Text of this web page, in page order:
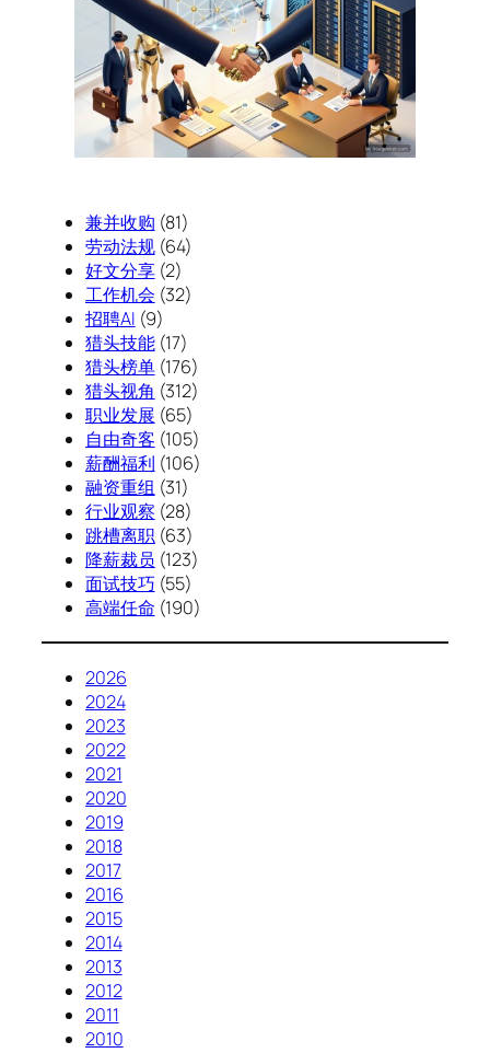
兼并收购 (81)
劳动法规(64)
好文分享(2)
工作机会 (32)
招聘AI (9)
猎头技能(17)
猎头榜单(176)
猎头视角 (312)
职业发展 (65)
自由奇客 (105)
薪酬福利 (106)
融资重组 (31)
行业观察 (28)
跳槽离职(63)
降薪裁员 (123)
面试技巧 (55)
高端任命 (190)
2026
2024
2023
2022
2021
2020
2019
2018
2017
2016
2015
2014
2013
2012
2011
2010